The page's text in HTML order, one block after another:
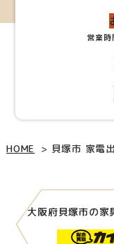
営業
HOME 貝塚市 家電
大阪府貝塚市の家